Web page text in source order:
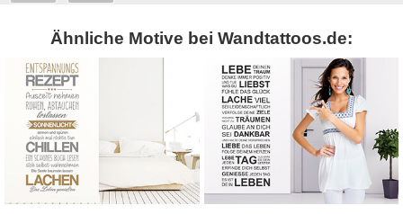
Ähnliche Motive bei Wandtattoos.de: